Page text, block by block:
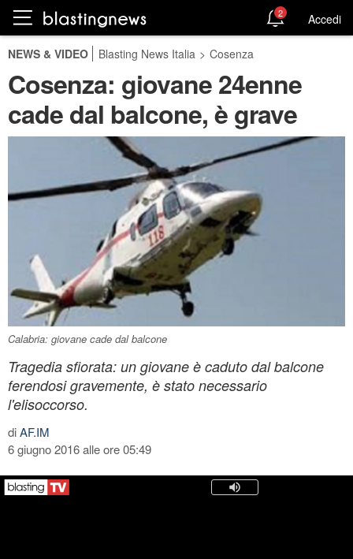
2 Accedi
NEWS & VIDEO Blasting News Italia > Cosenza
Cosenza: giovane 24enne
cade dal balcone, è grave
Calabria: giovane cade dal balcone
Tragedia sfiorata: un giovane è caduto dal balcone
ferendosi gravemente, è stato necessario
l'elisoccorso.
diAF.IM
6 giugno 2016 alle ore 05:49